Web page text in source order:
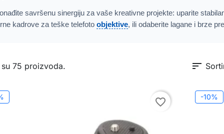
savršenu sinergiju za vaše kreativne projekte: uparite
kadrove za teške telefoto objektive, ili odaberite lagane i brze
75 proizvoda. sort
favorite_border -10%